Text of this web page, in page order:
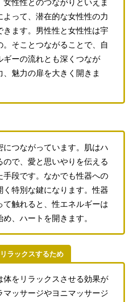
女性性とのつながりといえま
って、潜在的な女性性の力
きます。男性性と女性性は宇
そことつながることで、自
ギーの流れとも深くつなが
、魅力の扉を大きく開きま
につながっています。肌はハ
ので、愛と思いやりを伝える
手段です。なかでも性器への
く特別な鍵になります。性器
て触れると、性エネルギーは
、ハートを開きます。
ラックスするため
体をリラックスさせる効果が
マッサージやヨニマッサージ